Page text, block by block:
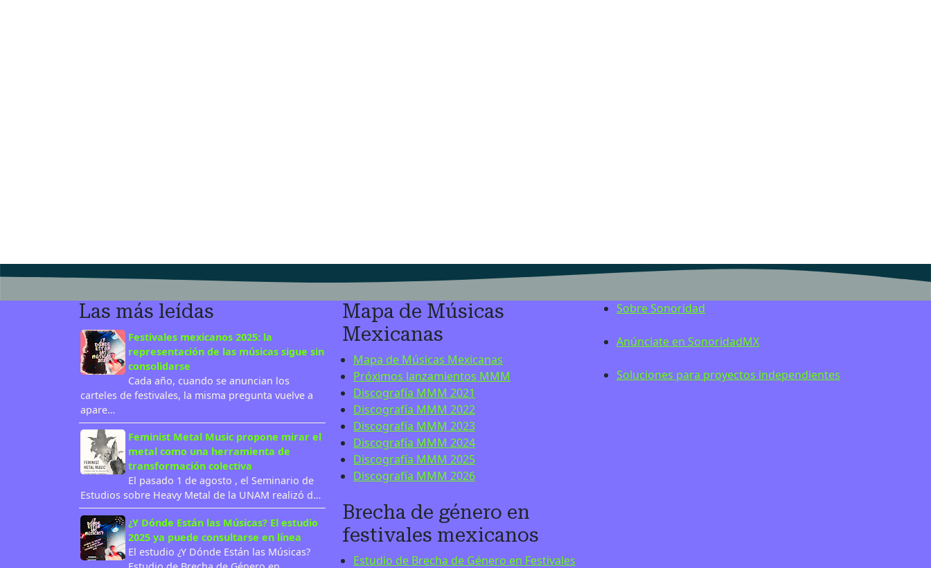
Las más leídas
Festivales mexicanos 2025: la
representación de las músicas sigue sin
consolidarse
Cada año, cuando se anuncian los
carteles de festivales, la misma pregunta vuelve a
apare…
Feminist Metal Music propone mirar el
metal como una herramienta de
transformación colectiva
El pasado 1 de agosto , el Seminario de
Estudios sobre Heavy Metal de la UNAM realizó d…
¿Y Dónde Están las Músicas? El estudio
2025 ya puede consultarse en línea
El estudio ¿Y Dónde Están las Músicas?
Mapa de Músicas
Mexicanas
Mapa de Músicas Mexicanas
Próximos lanzamientos MMM
Discografía MMM 2021
Discografía MMM 2022
Discografía MMM 2023
Discografía MMM 2024
Discografía MMM 2025
Discografía MMM 2026
Brecha de género en
festivales mexicanos
Estudio de Brecha de Género en Festivales
Sobre Sonoridad
Anúnciate en SonoridadMX
Soluciones para proyectos independientes